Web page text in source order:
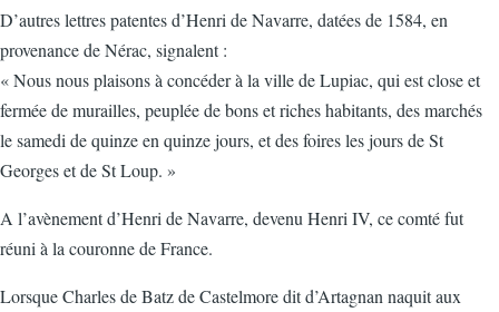
D’autres lettres patentes d’Henri de Navarre, datées de 1584, en
provenance de Nérac, signalent :
« Nous nous plaisons à concéder à la ville de Lupiac, qui est close et
fermée de murailles, peuplée de bons et riches habitants, des marchés
le samedi de quinze en quinze jours, et des foires les jours de St
Georges et de St Loup. »
A l’avènement d’Henri de Navarre, devenu Henri IV, ce comté fut
réuni à la couronne de France.
Lorsque Charles de Batz de Castelmore dit d’Artagnan naquit aux